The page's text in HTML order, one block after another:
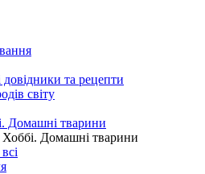
довідники та рецепти
світу
Домашні тварини
Хоббі. Домашні тварини